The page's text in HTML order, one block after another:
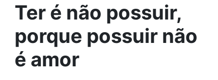
Ter é não possuir,
porque possuir não
é amor